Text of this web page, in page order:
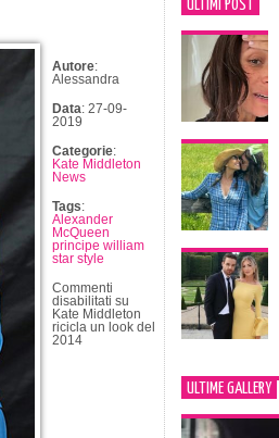
Autore:
Alessandra
Data: 27-09-
2019
Categorie:
Kate Middleton
News
Tags:
Alexander
McQueen
principe william
star style
Commenti
disabilitati su
Kate Middleton
ricicla un look del
2014
ULTIMI POST
ULTIME GALLERY